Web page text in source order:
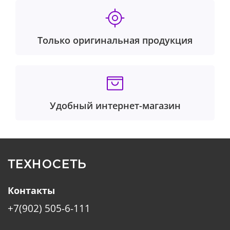
Только оригинальная продукция
Удобный интернет-магазин
ТЕХНОСЕТЬ
Контакты
+7(902) 505-6-111